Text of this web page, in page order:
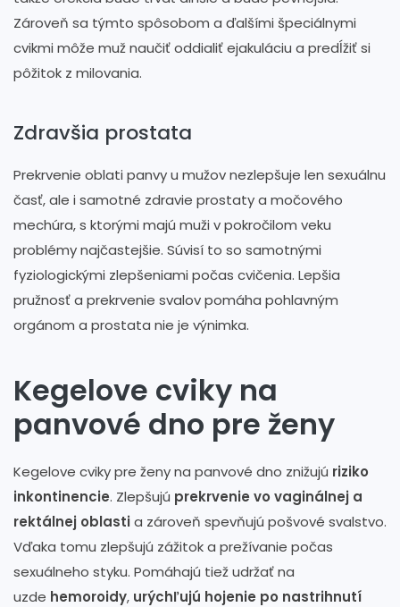
Zároveň sa týmto spôsobom a ďalšími špeciálnymi
cvikmi môže muž naučiť oddialiť ejakuláciu a predĺžiť si
pôžitok z milovania.
Zdravšia prostata
Prekrvenie oblati panvy u mužov nezlepšuje len sexuálnu
časť, ale i samotné zdravie prostaty a močového
mechúra, s ktorými majú muži v pokročilom veku
problémy najčastejšie. Súvisí to so samotnými
fyziologickými zlepšeniami počas cvičenia. Lepšia
pružnosť a prekrvenie svalov pomáha pohlavným
orgánom a prostata nie je výnimka.
Kegelove cviky na
panvové dno pre ženy
Kegelove cviky pre ženy na panvové dno znižujú riziko
inkontinencie. Zlepšujú prekrvenie vo vaginálnej a
rektálnej oblastia zároveň spevňujú pošvové svalstvo.
Vďaka tomu zlepšujú zážitok a prežívanie počas
sexuálneho styku. Pomáhajú tiež udržať na
uzde hemoroidy, urýchľujú hojenie po nastrihnutí